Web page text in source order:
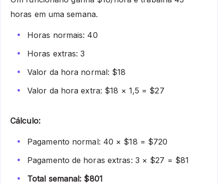
horas em uma semana.
Horas normais: 40
Horas extras: 3
Valor da hora normal: $18
Valor da hora extra: $18 × 1,5 = $27
Cálculo:
Pagamento normal: 40 × $18 = $720
Pagamento de horas extras: 3 × $27 = $81
Total semanal: $801